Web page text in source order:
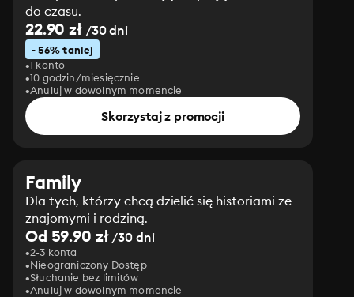
do czasu.
22.90 zł/30 dni
- 56% taniej
1 konto
10 godzin/miesięcznie
Anuluj w dowolnym momencie
Skorzystaj z promocji
Family
Dla tych, którzy chcą dzielić się historiami ze
znajomymi i rodziną.
Od 59.90 zł/30 dni
2-3 konta
Nieograniczony Dostęp
Słuchanie bez limitów
Anuluj w dowolnym momencie